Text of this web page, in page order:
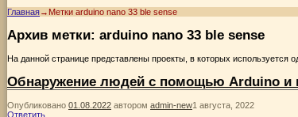
Главная→Метки arduino nano 33 ble sense
Архив метки: arduino nano 33 ble sense
На данной странице представлены проекты, в которых
Обнаружение людей с помощью Arduino и
Опубликовано 01.08.2022 автором admin-new1 августа, 2022
Ответить